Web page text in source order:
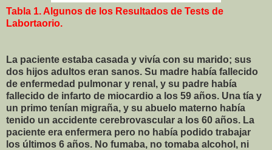
Tabla 1. Algunos de los Resultados de Tests de
Labortaorio.
La paciente estaba casada y vivía con su marido; sus
dos hijos adultos eran sanos. Su madre había fallecido
de enfermedad pulmonar y renal, y su padre había
fallecido de infarto de miocardio a los 59 años. Una tía y
un primo tenían migraña, y su abuelo materno había
tenido un accidente cerebrovascular a los 60 años. La
paciente era enfermera pero no había podido trabajar
los últimos 6 años. No fumaba, no tomaba alcohol, ni